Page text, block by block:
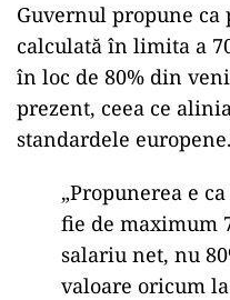
Guvernul propune ca
calculată în limita a
în loc de 80% din
prezent, ceea ce
standardele europene.
„Propunerea e
fie de maximum
salariu net, nu
valoare oricum